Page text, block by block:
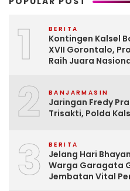
1 BERITA
Kontingen Kalsel
XVII Gorontalo,
Raih Juara
2 BANJARMASIN
Jaringan Fredy
Trisakti, Polda
3 BERITA
Jelang Hari
Warga Garagata
Jembatan Vital